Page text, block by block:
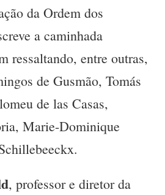
da Ordem dos
a caminhada
ressaltando, entre outras,
de Gusmão, Tomás
de las Casas,
Marie-Dominique
, professor e diretor da